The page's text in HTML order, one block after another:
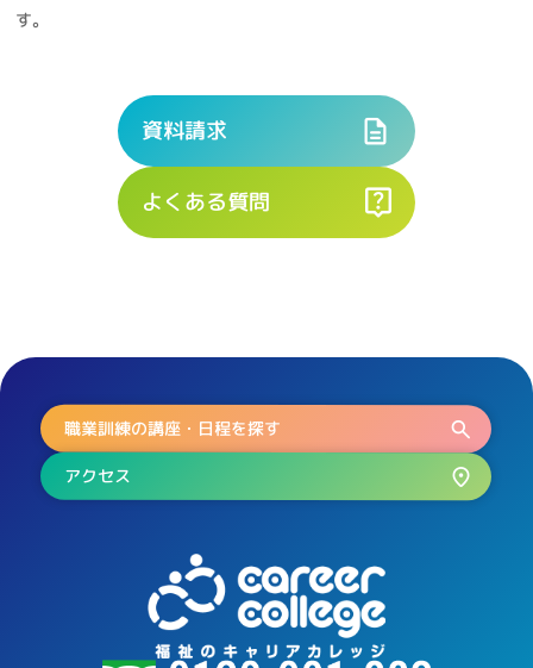
す。
資料請求
よくある質問
職業訓練の講座・日程を探す
アクセス